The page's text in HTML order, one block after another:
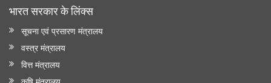
भारत सरकार के लिंक्‍स
सूचना एवं प्रसारण मंत्रालय
वस्त्र मंत्रालय
वित्त मंत्रालय